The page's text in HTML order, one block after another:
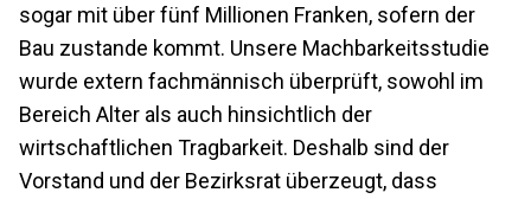
sogar mit über fünf Millionen Franken, sofern der
Bau zustande kommt. Unsere Machbarkeitsstudie
wurde extern fachmännisch überprüft, sowohl im
Bereich Alter als auch hinsichtlich der
wirtschaftlichen Tragbarkeit. Deshalb sind der
Vorstand und der Bezirksrat überzeugt, dass